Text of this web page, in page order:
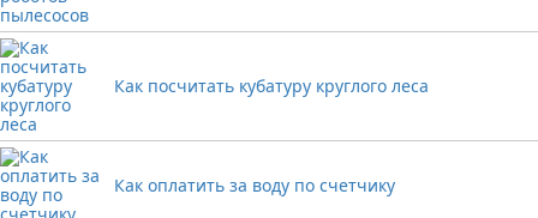
Как посчитать кубатуру круглого леса
Как оплатить за воду по счетчику